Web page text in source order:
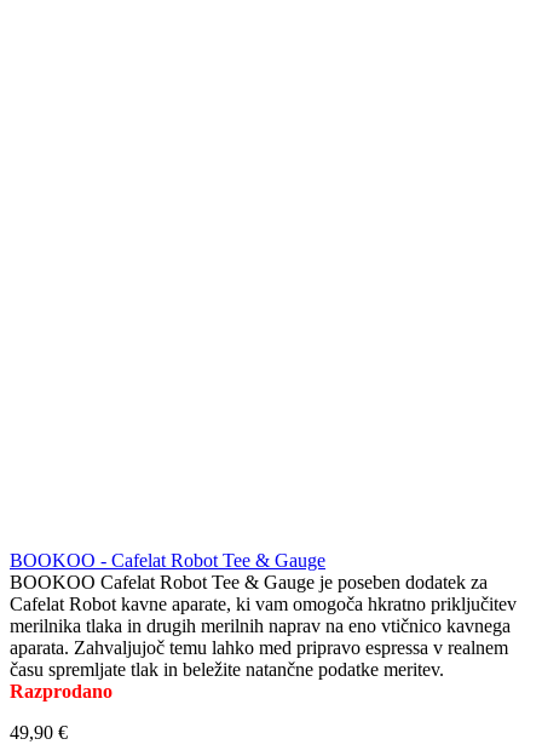
BOOKOO - Cafelat Robot Tee & Gauge
BOOKOO Cafelat Robot Tee & Gauge je poseben dodatek za
Cafelat Robot kavne aparate, ki vam omogoča hkratno priključitev
merilnika tlaka in drugih merilnih naprav na eno vtičnico kavnega
aparata. Zahvaljujoč temu lahko med pripravo espressa v realnem
času spremljate tlak in beležite natančne podatke meritev.
Razprodano
49,90 €